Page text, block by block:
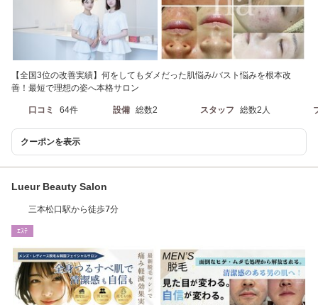
【全国3位の改善実績】何をしてもダメだった肌悩み/バスト悩みを根本改
善！最短で理想の姿へ本格サロン
口コミ 64件 設備 総数2 スタッフ 総数2人
クーポンを表示
Lueur Beauty Salon
三本松口駅から徒歩7分
ｴｽﾃ